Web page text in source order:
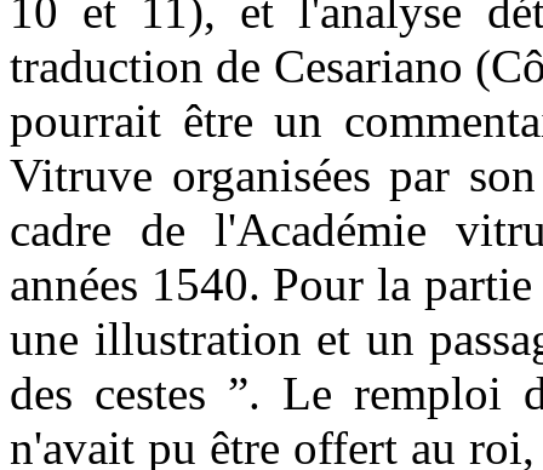
10 et 11), et l'analyse
traduction de Cesariano
pourrait être un
Vitruve organisées par
cadre de l'Académie
années 1540. Pour la
une illustration et un
des cestes ”. Le remploi
n'avait pu être offert au